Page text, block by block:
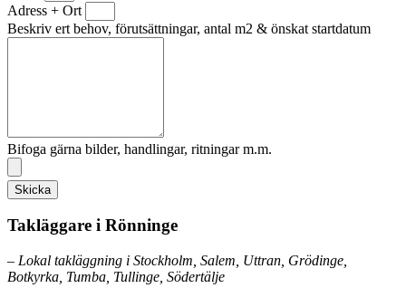
Adress + Ort
Beskriv ert behov, förutsättningar, antal m2 & önskat startdatum
Bifoga gärna bilder, handlingar, ritningar m.m.
Skicka
Takläggare i Rönninge
– Lokal takläggning i Stockholm, Salem, Uttran, Grödinge,
Botkyrka, Tumba, Tullinge, Södertälje